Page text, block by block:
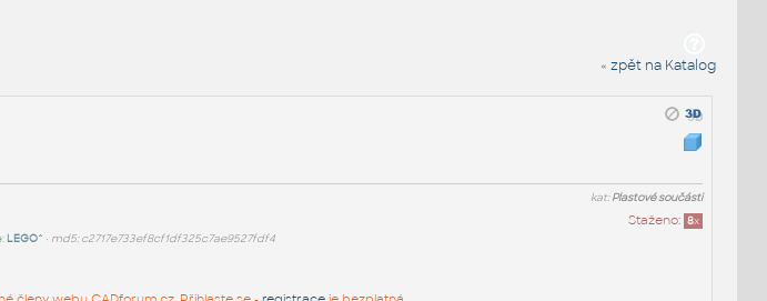
« zpět na Katalog
kat:Plastové součásti
Staženo: 8x
LEGO^ • md5: c2717e733ef8cf1df325c7ae9527fdf4